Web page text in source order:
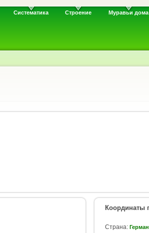
Систематика Строение Муравьи дома
Координаты
Страна: